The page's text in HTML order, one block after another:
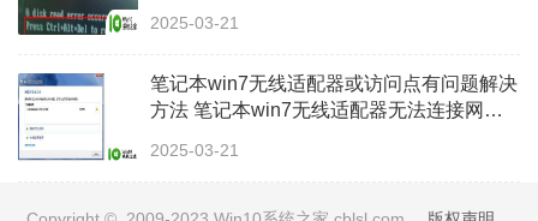
2025-03-21
笔记本win7无线适配器或访问点有问题解决
方法 笔记本win7无线适配器无法连接网络
2025-03-21